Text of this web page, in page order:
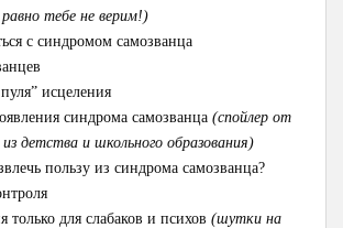
тебе не верим!)
с синдромом самозванца
исцеления
синдрома самозванца (спойлер от
детства и школьного образования)
пользу из синдрома самозванца?
для слабаков и психов (шутки на